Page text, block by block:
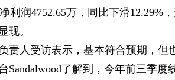
利润4752.65万，同比下滑12.29%
现。
责人受访表示，基本符合预期，但
Sandalwood了解到，今年前三季度